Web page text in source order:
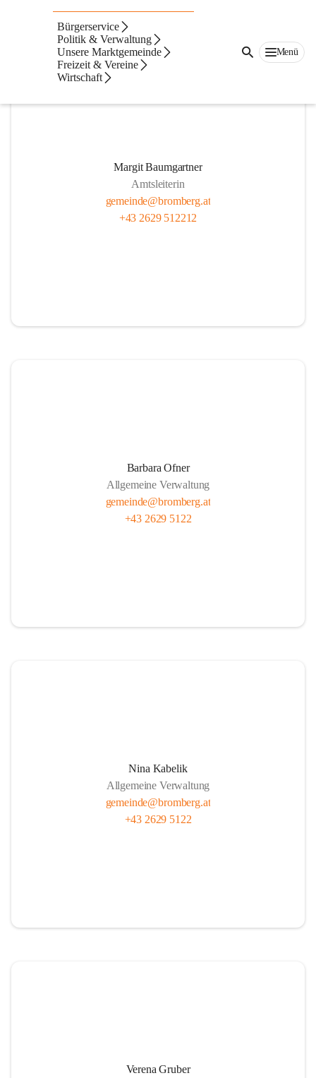
Bürgerservice
Politik & Verwaltung
Unsere Marktgemeinde
Freizeit & Vereine
Wirtschaft
Menü
Mitarbeiter
Margit Baumgartner
Amtsleiterin
gemeinde@bromberg.at
+43 2629 512212
Barbara Ofner
Allgemeine Verwaltung
gemeinde@bromberg.at
+43 2629 5122
Nina Kabelik
Allgemeine Verwaltung
gemeinde@bromberg.at
+43 2629 5122
Verena Gruber